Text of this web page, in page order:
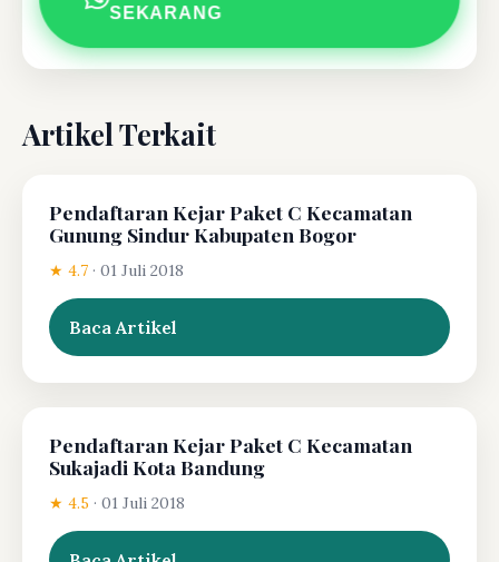
SEKARANG
Artikel Terkait
Pendaftaran Kejar Paket C Kecamatan
Gunung Sindur Kabupaten Bogor
★ 4.7 · 01 Juli 2018
Baca Artikel
Pendaftaran Kejar Paket C Kecamatan
Sukajadi Kota Bandung
★ 4.5 · 01 Juli 2018